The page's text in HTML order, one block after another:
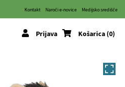
Kontakt Naroči e-novice Medijsko središče
Prijava Košarica (0)